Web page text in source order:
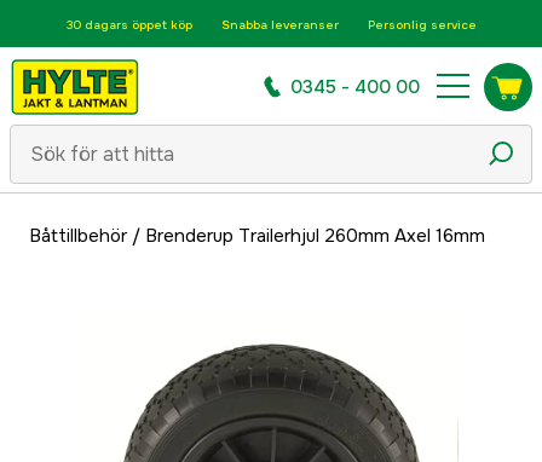
30 dagars öppet köp Snabba leveranser Personlig service
0345 - 400 00
Båttillbehör/ Brenderup Trailerhjul 260mm Axel 16mm